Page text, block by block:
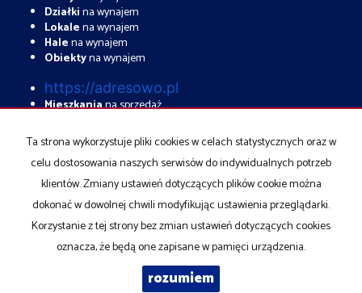
Działkina wynajem
Lokalena wynajem
Halena wynajem
Obiektyna wynajem
https://adresowo.pl
Mieszkaniana sprzedaż
Działkina sprzedaż
Lokalena sprzedaż
Halena sprzedaż
Obiektyna sprzedaż
Strona główna
Deweloperskie Kontakt notatnik Kup Sprzedaj
Program dla biur nieruchomości
Ta strona wykorzystuje pliki cookies w celach statystycznych oraz w
celu dostosowania naszych serwisów do indywidualnych potrzeb
klientów. Zmiany ustawień dotyczących plików cookie można
dokonać w dowolnej chwili modyfikując ustawienia przeglądarki.
Korzystanie z tej strony bez zmian ustawień dotyczących cookies
oznacza, że będą one zapisane w pamięci urządzenia.
rozumiem